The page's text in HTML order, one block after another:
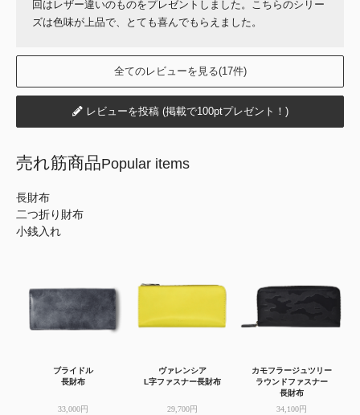
回はレザー違いのものをプレゼントしました。こちらのシリー
ズは色味が上品で、とても喜んでもらえました。
全てのレビューを見る(17件)
レビューを投稿 (掲載で100ptプレゼント！)
売れ筋商品Popular items
長財布
二つ折り財布
小銭入れ
ブライドル
長財布
33,000円
ヴァレンシア
L字ファスナー長財布
29,700円
カモフラージュツリー
ラウンドファスナー
長財布
34,100円